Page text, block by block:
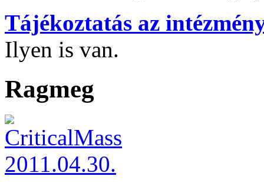
Tájékoztatás az
Ilyen is van.
Ragmeg